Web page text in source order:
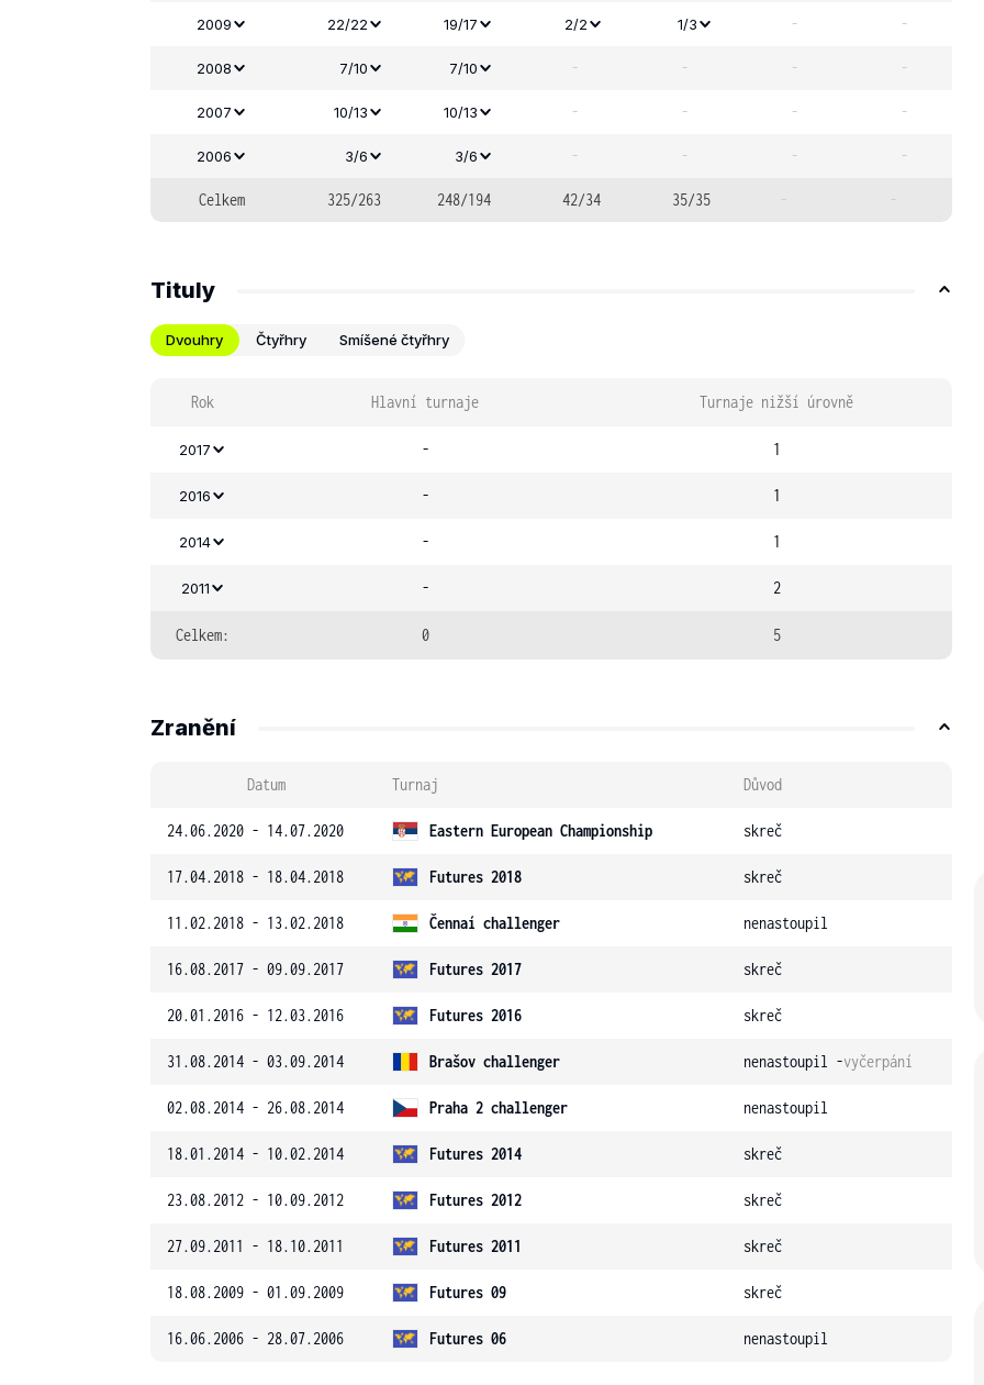
2009 22/22 19/17 2/2 1/3 - -
2008 7/10 7/10 - - - -
2007 10/13 10/13 - - - -
2006 3/6 3/6 - - - -
Celkem 325/263 248/194 42/34 35/35 - -
Tituly
Dvouhry Čtyřhry Smíšené čtyřhry
Rok Hlavní turnaje Turnaje nižší úrovně
2017 - 1
2016 - 1
2014 - 1
2011 - 2
Celkem: 0 5
Zranění
Datum Turnaj Důvod
24.06.2020 - 14.07.2020 Eastern European Championship skreč
17.04.2018 - 18.04.2018 Futures 2018 skreč
11.02.2018 - 13.02.2018 Čennaí challenger nenastoupil
16.08.2017 - 09.09.2017 Futures 2017 skreč
20.01.2016 - 12.03.2016 Futures 2016 skreč
31.08.2014 - 03.09.2014 Brašov challenger nenastoupil -vyčerpání
02.08.2014 - 26.08.2014 Praha 2 challenger nenastoupil
18.01.2014 - 10.02.2014 Futures 2014 skreč
23.08.2012 - 10.09.2012 Futures 2012 skreč
27.09.2011 - 18.10.2011 Futures 2011 skreč
18.08.2009 - 01.09.2009 Futures 09 skreč
16.06.2006 - 28.07.2006 Futures 06 nenastoupil